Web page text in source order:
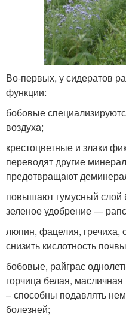
Во-первых, у сидератов
функции:
бобовые
воздуха;
крестоцветные и злаки
переводят другие
предотвращают
повышают гумусный слой
зеленое удобрение —
люпин, фацелия, гречиха,
снизить кислотность
бобовые, райграс
горчица белая,
– способны подавлять
болезней;